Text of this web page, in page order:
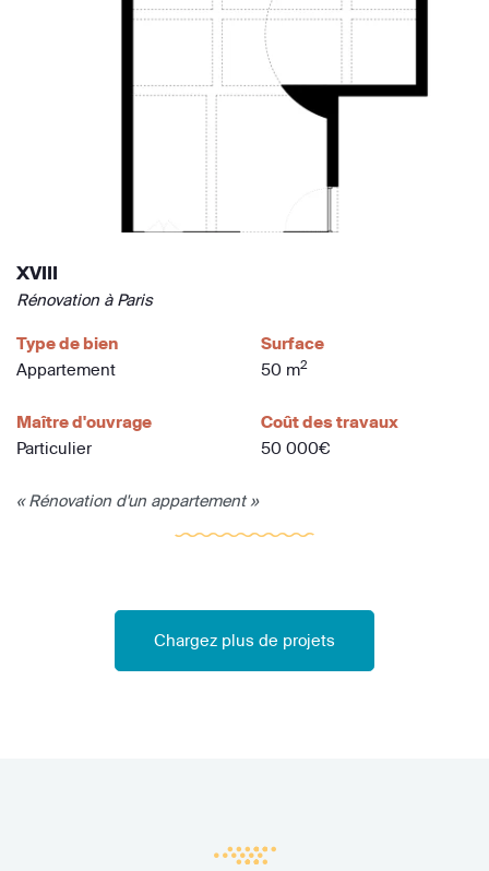
XVIII
Rénovation à Paris
Type de bien
Appartement
Surface
50 m2
Maître d'ouvrage
Particulier
Coût des travaux
50 000€
« Rénovation d'un appartement »
Chargez plus de projets